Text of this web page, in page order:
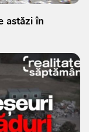
astăzi în